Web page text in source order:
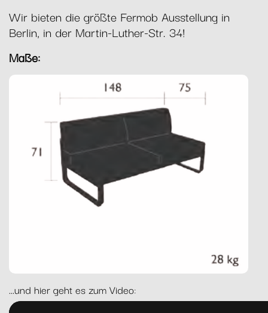
Wir bieten die größte Fermob Ausstellung in
Berlin, in der Martin-Luther-Str. 34!
Maße:
...und hier geht es zum Video: